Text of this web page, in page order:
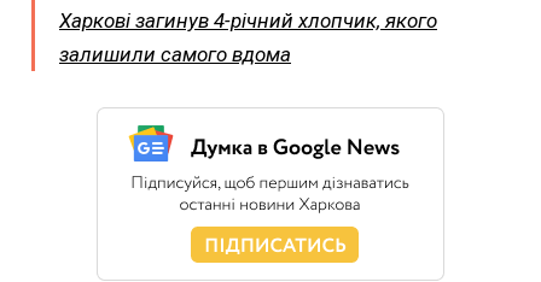
Харкові загинув 4-річний хлопчик, якого
залишили самого вдома